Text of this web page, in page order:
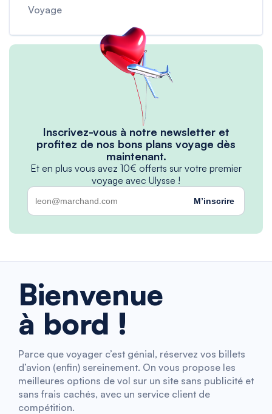
Voyage
Inscrivez-vous à notre newsletter et
profitez de nos bons plans voyage dès
maintenant.
Et en plus vous avez 10€ offerts sur votre premier
voyage avec Ulysse !
M’inscrire
Bienvenue
à bord !
Parce que voyager c’est génial, réservez vos billets
d’avion (enfin) sereinement. On vous propose les
meilleures options de vol sur un site sans publicité et
sans frais cachés, avec un service client de
compétition.